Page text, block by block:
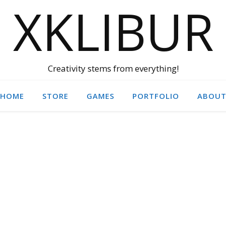
XKLIBUR
Creativity stems from everything!
HOME STORE GAMES PORTFOLIO ABOUT